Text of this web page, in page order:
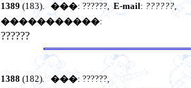
1389 (183). ���: ??????,E-mail: ??????,
�����������:
??????
1388 (182).���: ??????,